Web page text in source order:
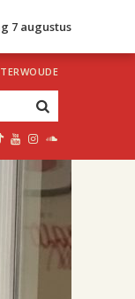
7 augustus
1 van 2
uur